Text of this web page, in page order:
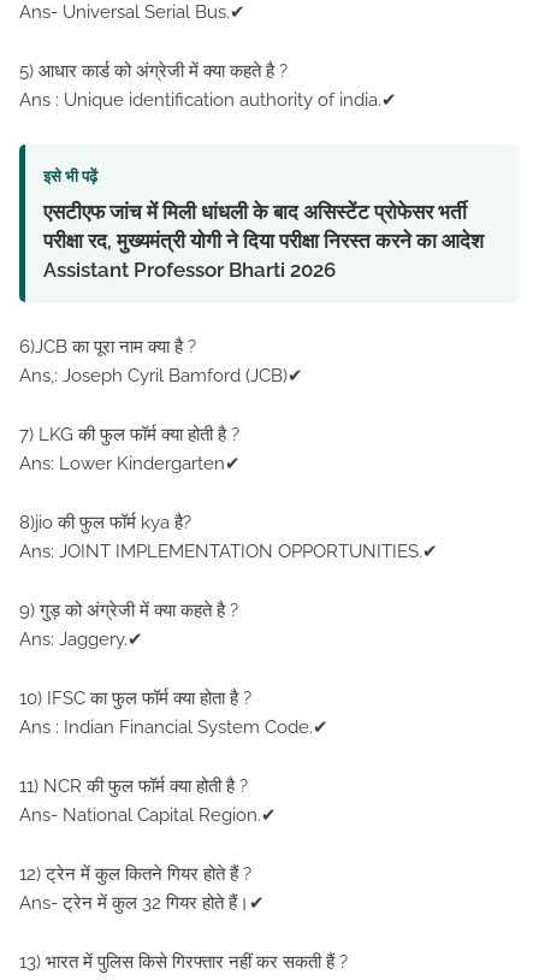
Ans- Universal Serial Bus.✔
5) आधार कार्ड को अंग्रेजी में क्या कहते है ?
Ans : Unique identification authority of india.✔
इसे भी पढ़ें
एसटीएफ जांच में मिली धांधली के बाद असिस्टेंट प्रोफेसर भर्ती
परीक्षा रद, मुख्यमंत्री योगी ने दिया परीक्षा निरस्त करने का आदेश
Assistant Professor Bharti 2026
6)JCB का पूरा नाम क्या है ?
Ans,: Joseph Cyril Bamford (JCB)✔
7) LKG की फुल फॉर्म क्या होती है ?
Ans: Lower Kindergarten✔
8)jio की फुल फॉर्म kya है?
Ans: JOINT IMPLEMENTATION OPPORTUNITIES.✔
9) गुड़ को अंग्रेजी में क्या कहते है ?
Ans: Jaggery.✔
10) IFSC का फुल फॉर्म क्या होता है ?
Ans : Indian Financial System Code.✔
11) NCR की फुल फॉर्म क्या होती है ?
Ans- National Capital Region.✔
12) ट्रेन में कुल कितने गियर होते हैं ?
Ans- ट्रेन में कुल 32 गियर होते हैं।✔
13) भारत में पुलिस किसे गिरफ्तार नहीं कर सकती हैं ?